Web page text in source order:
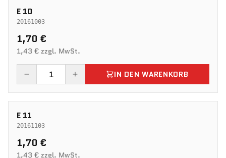
E 10
20161003
1,70 €
1,43 € zzgl. MwSt.
IN DEN WARENKORB
E 11
20161103
1,70 €
1,43 € zzgl. MwSt.